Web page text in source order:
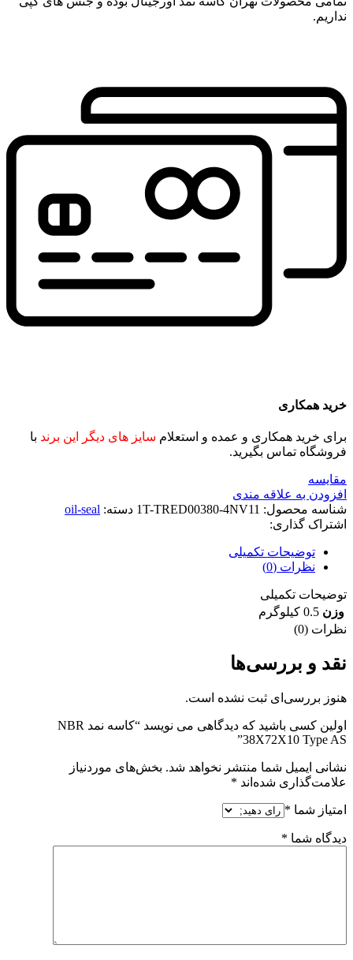
نداریم.
خرید همکاری
برای خرید همکاری و عمده و استعلام سایز های دیگر این برند با
فروشگاه تماس بگیرید.
مقايسه
افزودن به علاقه مندی
شناسه محصول: 1T-TRED00380-4NV11 دسته: oil-seal
اشتراک گذاری:
توضیحات تکمیلی
نظرات (0)
توضیحات تکمیلی
وزن 0.5 کیلوگرم
نظرات (0)
نقد و بررسی‌ها
هنوز بررسی‌ای ثبت نشده است.
اولین کسی باشید که دیدگاهی می نویسد “کاسه نمد NBR
38X72X10 Type AS”
نشانی ایمیل شما منتشر نخواهد شد. بخش‌های موردنیاز
علامت‌گذاری شده‌اند *
امتیاز شما *
دیدگاه شما *